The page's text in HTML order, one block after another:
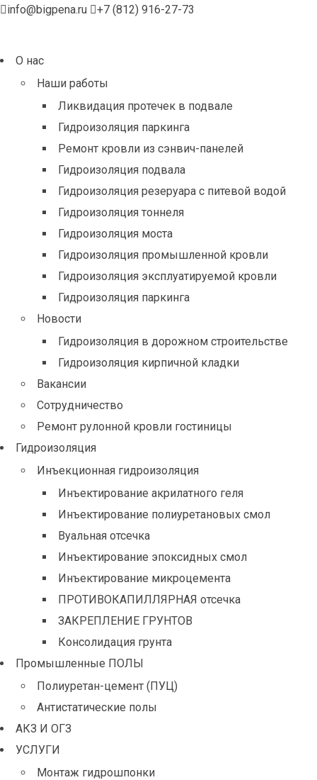
info@bigpena.ru +7 (812) 916-27-73
О нас
Наши работы
Ликвидация протечек в подвале
Гидроизоляция паркинга
Ремонт кровли из сэнвич-панелей
Гидроизоляция подвала
Гидроизоляция резеруара с питевой водой
Гидроизоляция тоннеля
Гидроизоляция моста
Гидроизоляция промышленной кровли
Гидроизоляция эксплуатируемой кровли
Гидроизоляция паркинга
Новости
Гидроизоляция в дорожном строительстве
Гидроизоляция кирпичной кладки
Вакансии
Сотрудничество
Ремонт рулонной кровли гостиницы
Гидроизоляция
Инъекционная гидроизоляция
Инъектирование акрилатного геля
Инъектирование полиуретановых смол
Вуальная отсечка
Инъектирование эпоксидных смол
Инъектирование микроцемента
ПРОТИВОКАПИЛЛЯРНАЯ отсечка
ЗАКРЕПЛЕНИЕ ГРУНТОВ
Консолидация грунта
Промышленные ПОЛЫ
Полиуретан-цемент (ПУЦ)
Антистатические полы
АКЗ И ОГЗ
УСЛУГИ
Монтаж гидрошпонки